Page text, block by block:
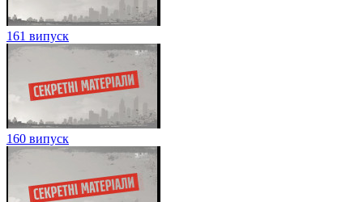
161 випуск
160 випуск